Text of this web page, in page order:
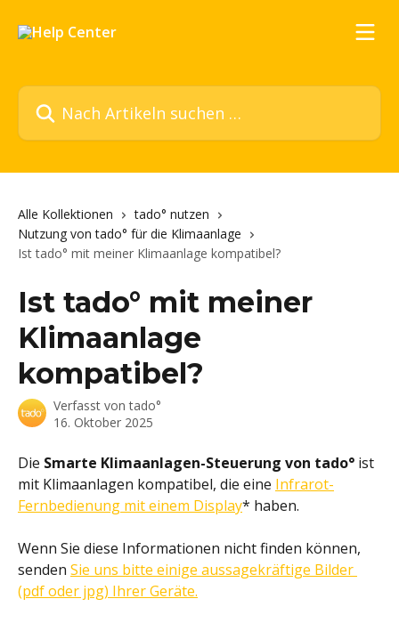
Nach Artikeln suchen …
Alle Kollektionen
tado° nutzen
Nutzung von tado° für die Klimaanlage
Ist tado° mit meiner Klimaanlage kompatibel?
Ist tado° mit meiner
Klimaanlage
kompatibel?
Verfasst vontado°
16. Oktober 2025
Die Smarte Klimaanlagen-Steuerung von tado° ist
mit Klimaanlagen kompatibel, die eine Infrarot-
Fernbedienung mit einem Display* haben.
Wenn Sie diese Informationen nicht finden können,
senden Sie uns bitte einige aussagekräftige Bilder
(pdf oder jpg) Ihrer Geräte.